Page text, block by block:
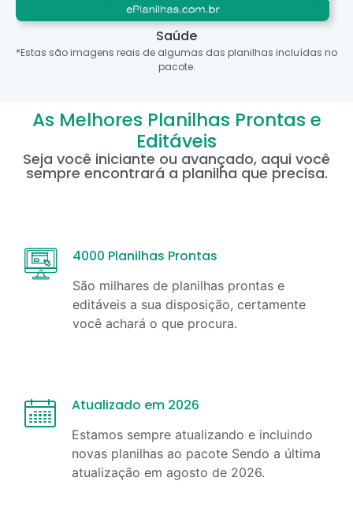
Saúde
*Estas são imagens reais de algumas das planilhas incluídas no
pacote.
As Melhores Planilhas Prontas e
Editáveis
Seja você iniciante ou avançado, aqui você
sempre encontrará a planilha que precisa.
4000 Planilhas Prontas
São milhares de planilhas prontas e
editáveis a sua disposição, certamente
você achará o que procura.
Atualizado em 2026
Estamos sempre atualizando e incluindo
novas planilhas ao pacote Sendo a última
atualização em agosto de 2026.